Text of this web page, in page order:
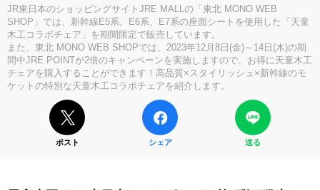
JR東日本のショッピングサイトJRE MALLの「東北 MONO WEB
SHOP」では、新幹線E5系、E6系、E7系の座面シートを使用した「天童
木工コラボチェア」を期間限定で販売しています。
また、東北 MONO WEB SHOPでは、2023年12月8日(金)～14日(木)の期
間中JRE POINTが2倍のキャンペーンを実施しますので、お得に天童木工
チェアを購入することができます！高品質×スタイリッシュ×新幹線のモ
ケットの特別な天童木工コラボチェアを紹介します。
ポスト シェア 送る